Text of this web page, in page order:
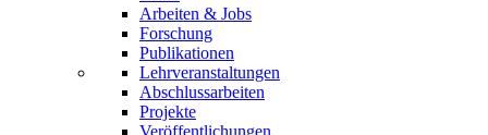
Arbeiten & Jobs
Forschung
Publikationen
Lehrveranstaltungen
Abschlussarbeiten
Projekte
Veröffentlichungen